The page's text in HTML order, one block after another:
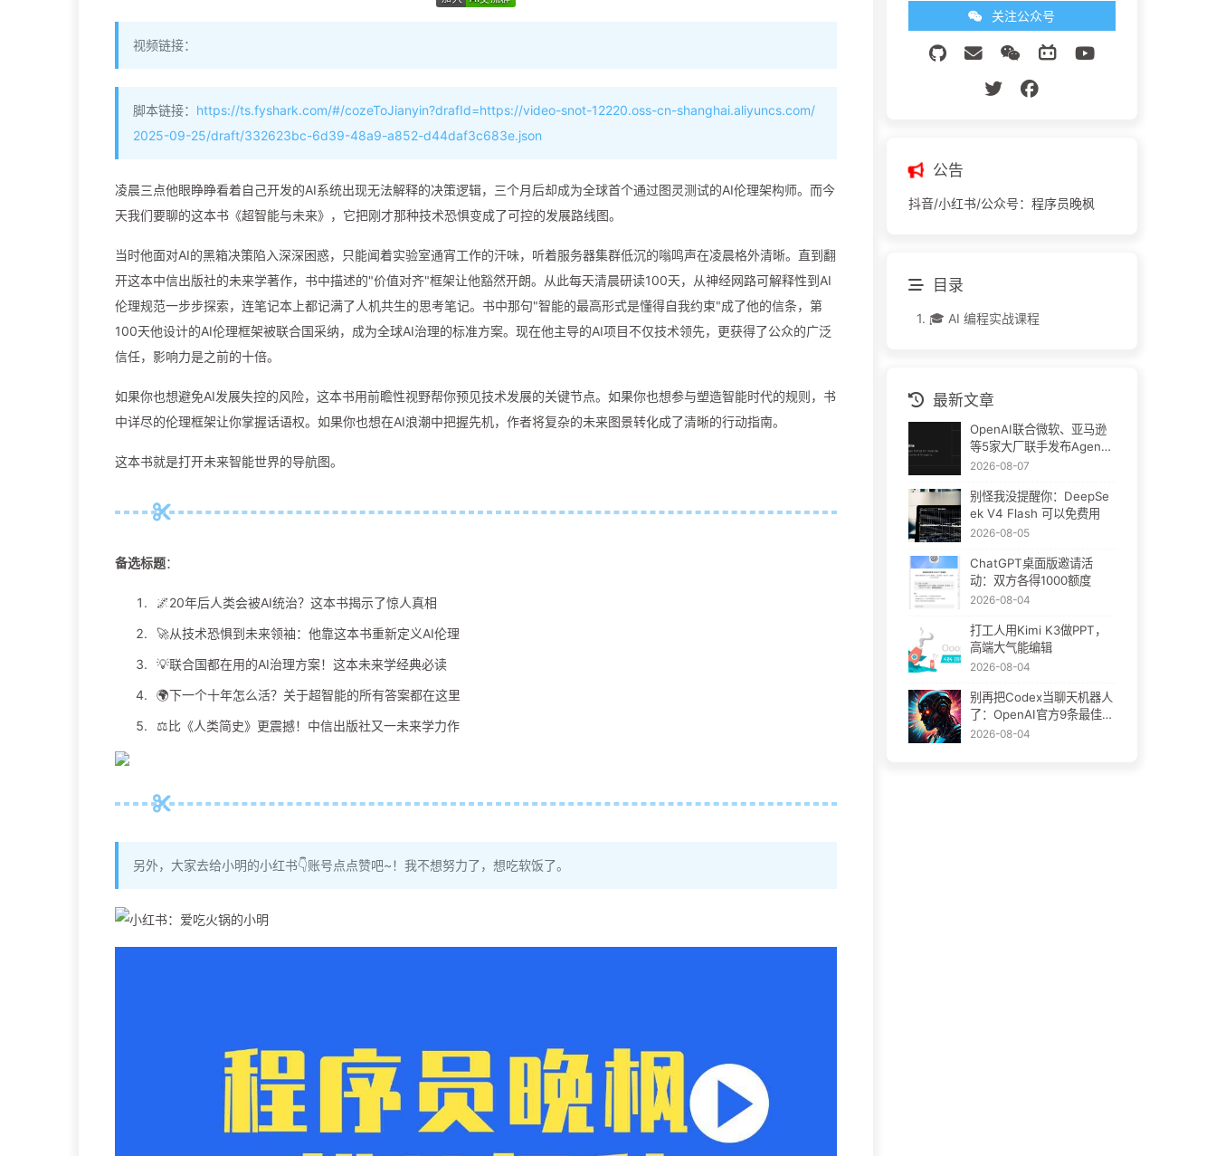
视频链接：
脚本链接： https://ts.fyshark.com/#/cozeToJianyin?drafId=https://video-snot-12220.oss-cn-shanghai.aliyuncs.com/
2025-09-25/draft/332623bc-6d39-48a9-a852-d44daf3c683e.json
凌晨三点他眼睁睁看着自己开发的AI系统出现无法解释的决策逻辑，三个月后却成为全球首个通过图灵测试的AI伦理架构师。而今
天我们要聊的这本书《超智能与未来》，它把刚才那种技术恐惧变成了可控的发展路线图。
当时他面对AI的黑箱决策陷入深深困惑，只能闻着实验室通宵工作的汗味，听着服务器集群低沉的嗡鸣声在凌晨格外清晰。直到翻
开这本中信出版社的未来学著作，书中描述的"价值对齐"框架让他豁然开朗。从此每天清晨研读100天，从神经网路可解释性到AI
伦理规范一步步探索，连笔记本上都记满了人机共生的思考笔记。书中那句"智能的最高形式是懂得自我约束"成了他的信条，第
100天他设计的AI伦理框架被联合国采纳，成为全球AI治理的标准方案。现在他主导的AI项目不仅技术领先，更获得了公众的广泛
信任，影响力是之前的十倍。
如果你也想避免AI发展失控的风险，这本书用前瞻性视野帮你预见技术发展的关键节点。如果你也想参与塑造智能时代的规则，书
中详尽的伦理框架让你掌握话语权。如果你也想在AI浪潮中把握先机，作者将复杂的未来图景转化成了清晰的行动指南。
这本书就是打开未来智能世界的导航图。
备选标题：
🌌20年后人类会被AI统治？这本书揭示了惊人真相
🚀从技术恐惧到未来领袖：他靠这本书重新定义AI伦理
💡联合国都在用的AI治理方案！这本未来学经典必读
🌍下一个十年怎么活？关于超智能的所有答案都在这里
⚖️比《人类简史》更震撼！中信出版社又一未来学力作
另外，大家去给小明的小红书👇账号点点赞吧~！我不想努力了，想吃软饭了。
关注公众号
公告
抖音/小红书/公众号：程序员晚枫
目录
1. 🎓 AI 编程实战课程
最新文章
OpenAI联合微软、亚马逊
等5家大厂联手发布Agent
Plugins：AI插件终于要统
2026-08-07
别怪我没提醒你：DeepSe
ek V4 Flash 可以免费用
2026-08-05
ChatGPT桌面版邀请活
动：双方各得1000额度
2026-08-04
打工人用Kimi K3做PPT，
高端大气能编辑
2026-08-04
别再把Codex当聊天机器人
了：OpenAI官方9条最佳实
践
2026-08-04